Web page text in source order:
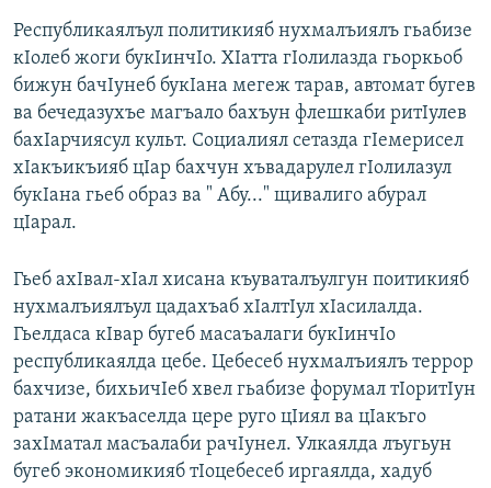
Республикаялъул политикияб нухмалъиялъ гьабизе
кIолеб жоги букIинчIо. ХIатта гIолилазда гьоркьоб
бижун бачIунеб букIана мегеж тарав, автомат бугев
ва бечедазухъе магъало бахъун флешкаби ритIулев
бахIарчиясул культ. Социалиял сетазда гIемерисел
хIакъикъияб цIар бахчун хъвадарулел гIолилазул
букIана гьеб образ ва " Абу..." щивалиго абурал
цIарал.
Гьеб ахIвал-хIал хисана къуваталъулгун поитикияб
нухмалъиялъул цадахъаб хIалтIул хIасилалда.
Гьелдаса кIвар бугеб масаъалаги букIинчIо
республикаялда цебе. Цебесеб нухмалъиялъ террор
бахчизе, бихьичIеб хвел гьабизе форумал тIоритIун
ратани жакъаселда цере руго цIиял ва цIакъго
захIматал масъалаби рачIунел. Улкаялда лъугьун
бугеб экономикияб тIоцебесеб иргаялда, хадуб